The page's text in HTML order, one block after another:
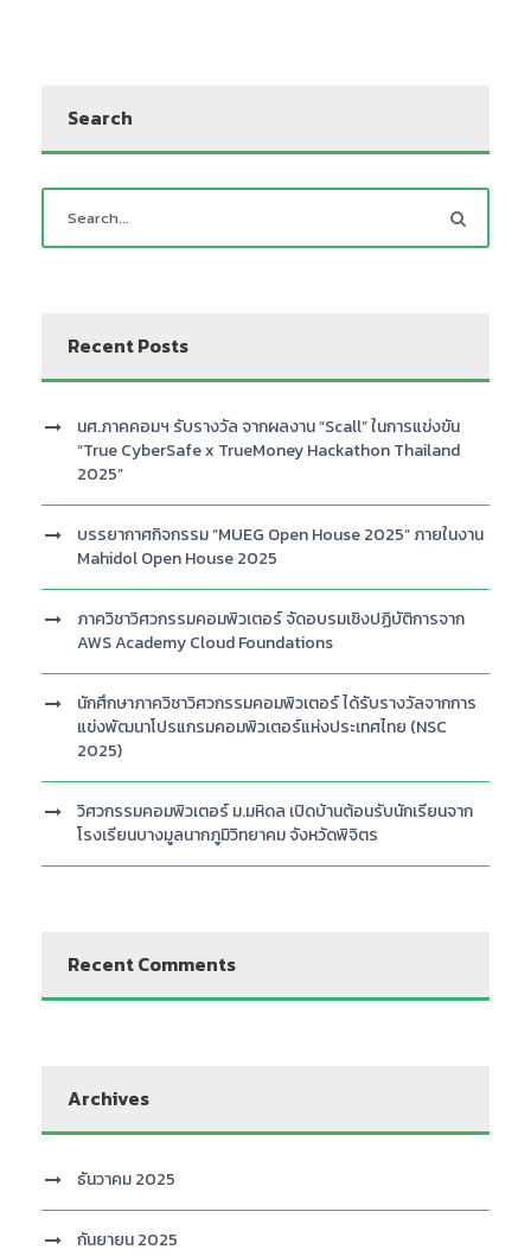
Search
Recent Posts
นศ.ภาคคอมฯ รับรางวัล จากผลงาน “Scall” ในการแข่งขัน
“True CyberSafe x TrueMoney Hackathon Thailand
2025”
บรรยากาศกิจกรรม “MUEG Open House 2025” ภายในงาน
Mahidol Open House 2025
ภาควิชาวิศวกรรมคอมพิวเตอร์ จัดอบรมเชิงปฏิบัติการจาก
AWS Academy Cloud Foundations
นักศึกษาภาควิชาวิศวกรรมคอมพิวเตอร์ ได้รับรางวัลจากการ
แข่งพัฒนาโปรแกรมคอมพิวเตอร์แห่งประเทศไทย (NSC
2025)
วิศวกรรมคอมพิวเตอร์ ม.มหิดล เปิดบ้านต้อนรับนักเรียนจาก
โรงเรียนบางมูลนากภูมิวิทยาคม จังหวัดพิจิตร
Recent Comments
Archives
ธันวาคม 2025
กันยายน 2025